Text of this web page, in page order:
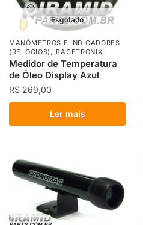
Esgotado
MANÔMETROS E INDICADORES
(RELÓGIOS) , RACETRONIX
Medidor de Temperatura
de Óleo Display Azul
R$ 269,00
Ler mais